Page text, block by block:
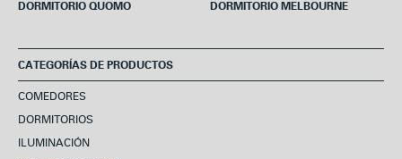
DORMITORIO QUOMO DORMITORIO MELBOURNE
CATEGORÍAS DE PRODUCTOS
COMEDORES
DORMITORIOS
ILUMINACIÓN